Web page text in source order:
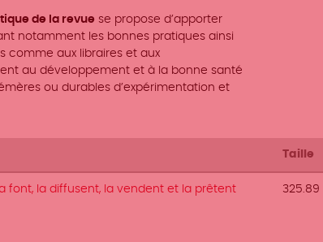
de la revue se propose d’apporter
notamment les bonnes pratiques ainsi
comme aux libraires et aux
au développement et à la bonne santé
ou durables d’expérimentation et
Taille
font, la diffusent, la vendent et la prêtent 325.89